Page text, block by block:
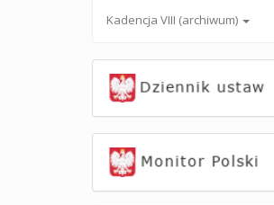
Kadencja VIII (archiwum)